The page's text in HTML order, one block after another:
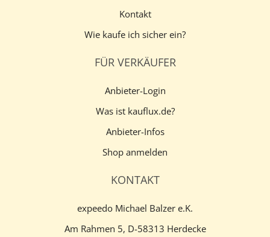
Kontakt
Wie kaufe ich sicher ein?
FÜR VERKÄUFER
Anbieter-Login
Was ist kauflux.de?
Anbieter-Infos
Shop anmelden
KONTAKT
expeedo Michael Balzer e.K.
Am Rahmen 5, D-58313 Herdecke